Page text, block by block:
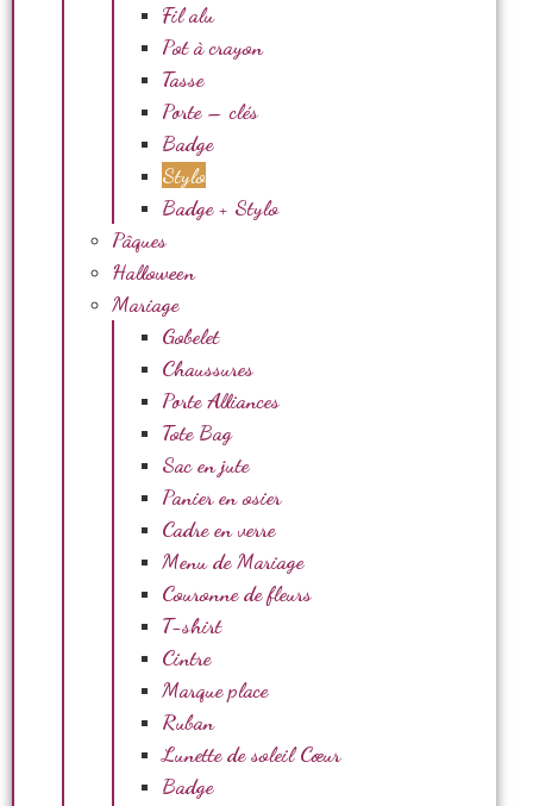
Fil alu
Pot à crayon
Tasse
Porte – clés
Badge
Stylo
Badge + Stylo
Pâques
Halloween
Mariage
Gobelet
Chaussures
Porte Alliances
Tote Bag
Sac en jute
Panier en osier
Cadre en verre
Menu de Mariage
Couronne de fleurs
T-shirt
Cintre
Marque place
Ruban
Lunette de soleil Cœur
Badge